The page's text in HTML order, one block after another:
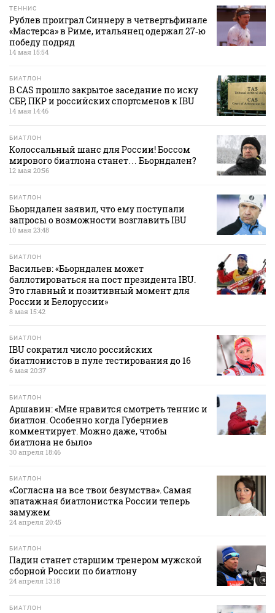
ТЕННИС
Рублев проиграл Синнеру в четвертьфинале
«Мастерса» в Риме, итальянец одержал 27‑ю
победу подряд
14 мая 15:54
БИАТЛОН
В CAS прошло закрытое заседание по иску
СБР, ПКР и российских спортсменов к IBU
14 мая 14:46
БИАТЛОН
Колоссальный шанс для России! Боссом
мирового биатлона станет… Бьорндален?
12 мая 20:56
БИАТЛОН
Бьорндален заявил, что ему поступали
запросы о возможности возглавить IBU
10 мая 23:48
БИАТЛОН
Васильев: «Бьорндален может
баллотироваться на пост президента IBU.
Это главный и позитивный момент для
России и Белоруссии»
8 мая 15:42
БИАТЛОН
IBU сократил число российских
биатлонистов в пуле тестирования до 16
6 мая 20:37
БИАТЛОН
Аршавин: «Мне нравится смотреть теннис и
биатлон. Особенно когда Губерниев
комментирует. Можно даже, чтобы
биатлона не было»
30 апреля 18:46
БИАТЛОН
«Согласна на все твои безумства». Самая
эпатажная биатлонистка России теперь
замужем
24 апреля 20:45
БИАТЛОН
Падин станет старшим тренером мужской
сборной России по биатлону
24 апреля 13:18
БИАТЛОН